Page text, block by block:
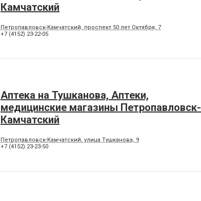
Камчатский
Петропавловск-Камчатский, проспект 50 лет Октября, 7
+7 (4152) 23-22-05
Аптека на Тушканова, Аптеки,
медицинские магазины Петропавловск-
Камчатский
Петропавловск-Камчатский, улица Тушканова, 9
+7 (4152) 23-23-50